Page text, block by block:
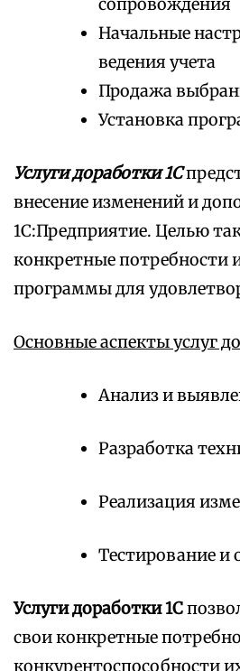
Начальные
ведения учета
Продажа
Установка
Услуги доработки 1С
внесение изменений и
1С:Предприятие. Целью
конкретные потребности
программы для
Основные аспекты услуг
Анализ и
Разработка
Реализация
Тестирование и
Услуги доработки 1С
свои конкретные
конкурентоспособности